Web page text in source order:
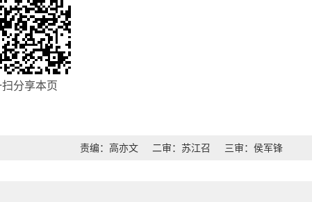
分享本页
责编：高亦文 二审：苏江召 三审：侯军锋